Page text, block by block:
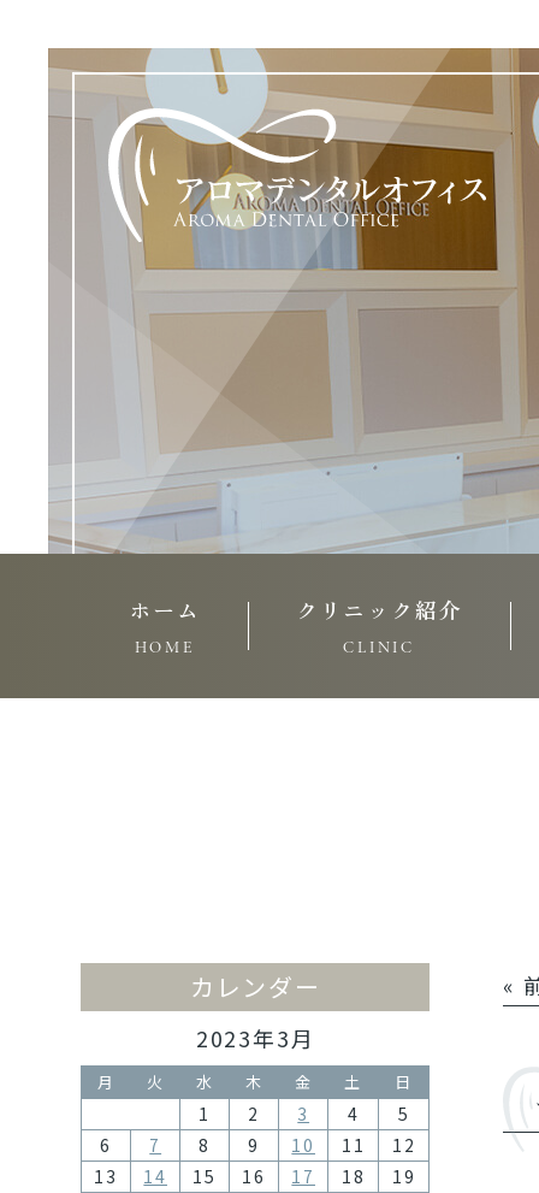
ホーム
HOME
クリニック紹介
CLINIC
«
カレンダー
2023年3月
月 火 水 木 金 土 日
1 2 3 4
5
6
7 8 9 10 11
12
13
14 15 16 17 18
19